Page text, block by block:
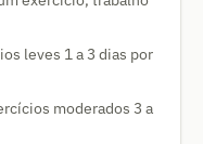
leves 1 a 3 dias por
moderados 3 a